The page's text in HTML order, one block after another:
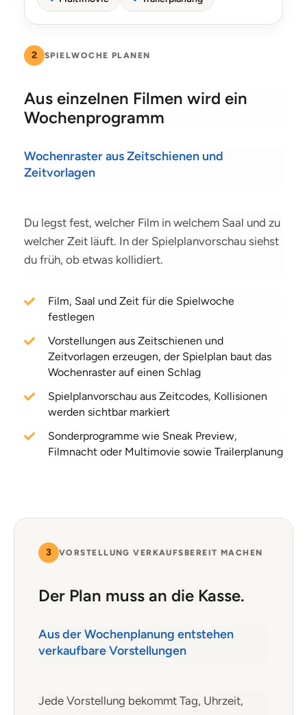
2 SPIELWOCHE PLANEN
Aus einzelnen Filmen wird ein
Wochenprogramm
Wochenraster aus Zeitschienen und
Zeitvorlagen
Du legst fest, welcher Film in welchem Saal und zu
welcher Zeit läuft. In der Spielplanvorschau siehst
du früh, ob etwas kollidiert.
Film, Saal und Zeit für die Spielwoche
festlegen
Vorstellungen aus Zeitschienen und
Zeitvorlagen erzeugen, der Spielplan baut das
Wochenraster auf einen Schlag
Spielplanvorschau aus Zeitcodes, Kollisionen
werden sichtbar markiert
Sonderprogramme wie Sneak Preview,
Filmnacht oder Multimovie sowie Trailerplanung
3 VORSTELLUNG VERKAUFSBEREIT MACHEN
Der Plan muss an die Kasse.
Aus der Wochenplanung entstehen
verkaufbare Vorstellungen
Jede Vorstellung bekommt Tag, Uhrzeit,